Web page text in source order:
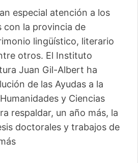
especial atención a los
con la provincia de
lingüístico, literario
otros. El Instituto
Juan Gil-Albert ha
de las Ayudas a la
y Ciencias
respaldar, un año más, la
doctorales y trabajos de